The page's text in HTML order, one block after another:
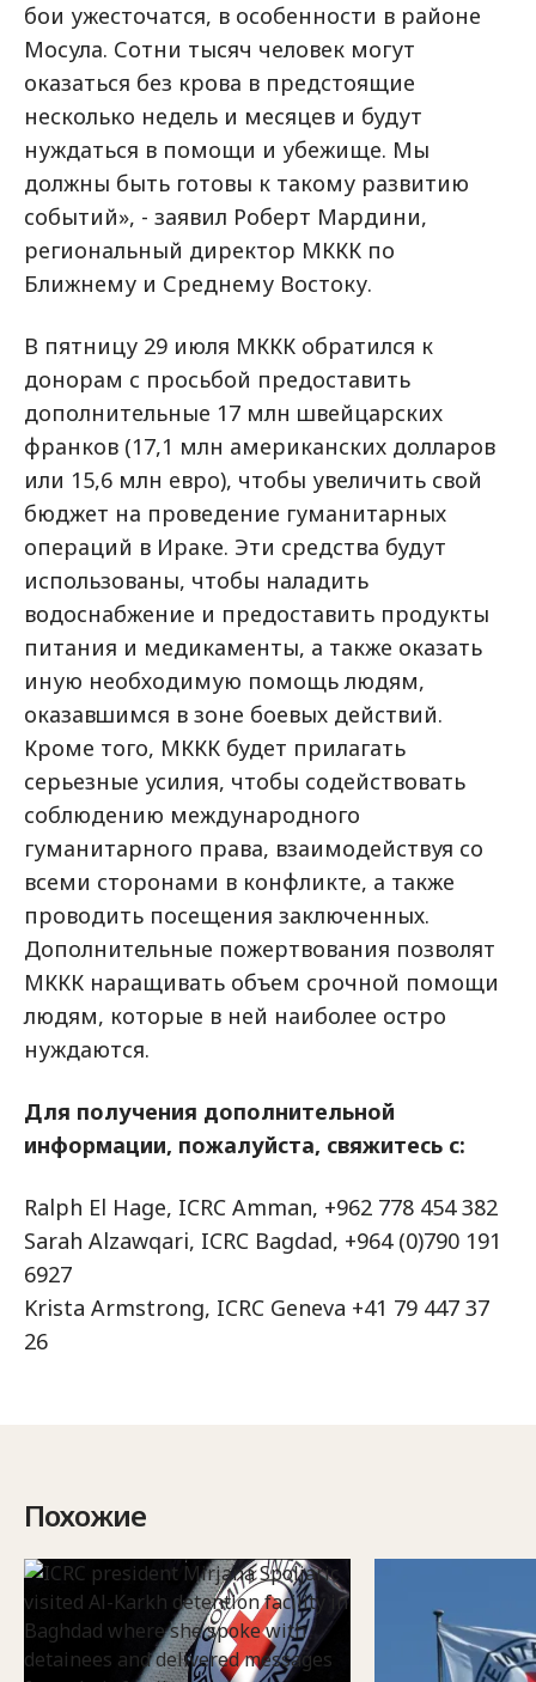
бои ужесточатся, в особенности в районе
Мосула. Сотни тысяч человек могут
оказаться без крова в предстоящие
несколько недель и месяцев и будут
нуждаться в помощи и убежище. Мы
должны быть готовы к такому развитию
событий», - заявил Роберт Мардини,
региональный директор МККК по
Ближнему и Среднему Востоку.
В пятницу 29 июля МККК обратился к
донорам с просьбой предоставить
дополнительные 17 млн швейцарских
франков (17,1 млн американских долларов
или 15,6 млн евро), чтобы увеличить свой
бюджет на проведение гуманитарных
операций в Ираке. Эти средства будут
использованы, чтобы наладить
водоснабжение и предоставить продукты
питания и медикаменты, а также оказать
иную необходимую помощь людям,
оказавшимся в зоне боевых действий.
Кроме того, МККК будет прилагать
серьезные усилия, чтобы содействовать
соблюдению международного
гуманитарного права, взаимодействуя со
всеми сторонами в конфликте, а также
проводить посещения заключенных.
Дополнительные пожертвования позволят
МККК наращивать объем срочной помощи
людям, которые в ней наиболее остро
нуждаются.
Для получения дополнительной
информации, пожалуйста, свяжитесь с:
Ralph El Hage, ICRC Amman, +962 778 454 382
Sarah Alzawqari, ICRC Bagdad, +964 (0)790 191
6927
Krista Armstrong, ICRC Geneva +41 79 447 37
26
Похожие